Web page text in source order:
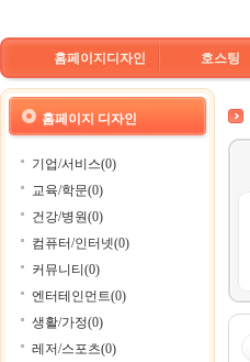
홈페이지디자인 호스팅
홈페이지 디자인
기업/서비스(0)
교육/학문(0)
건강/병원(0)
컴퓨터/인터넷(0)
커뮤니티(0)
엔터테인먼트(0)
생활/가정(0)
레저/스포츠(0)